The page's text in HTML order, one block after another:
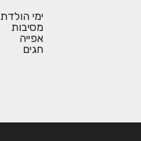
ימי הולדת
מסיבות
אפייה
חגים